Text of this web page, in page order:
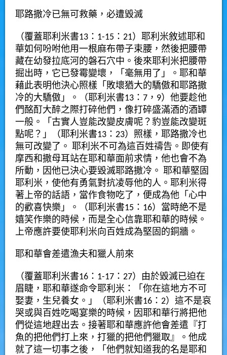
耶路撒冷已無可救藥，必遭毀滅
（覆蓋耶利米書13：1-15：21）耶利米敘述耶和
華如何吩咐他用一根麻布帶子束腰，然後把腰帶
藏在幼發拉底河的磐石穴中。後來耶利米把腰帶
掘出時，它已發霉變壞，「毫無用了」。耶和華
藉此表明他決心照樣「敗壞猶大的驕傲和耶路撒
冷的大驕傲」。（耶利米書13：7，9）他要趁他
們酩酊大醉之際打碎他們，像打碎盛滿酒的酒罈
一般。「古實人豈能改變皮膚呢？豹豈能改變斑
點呢？」（耶利米書13：23）照樣，耶路撒冷也
無可改變了。 耶利米不可為這百姓禱告。即使有
摩西和撒母耳站在耶和華面前求情，他也會不為
所動，因他已決心要毀滅耶路撒冷。 耶和華堅固
耶利米，使他有勇氣對抗凌辱他的人。耶利米得
著上帝的話語，當作食物吃了，便成為他「心中
的歡喜快樂」。（耶利米書15：16）當時絶不是
嬉笑作樂的時候，而是全心信靠耶和華的時候。
上帝應許要使耶利米向百姓成為堅固的銅牆。
耶和華會差遣漁夫和獵人前來
（覆蓋耶利米書16：1-17：27）由於毀滅已迫在
眉睫，耶和華遂命令耶利米：「你在這地方不可
娶妻，生兒養女。」（耶利米書16：2）這不是哀
哭或與百姓吃喝宴樂的時候，因耶和華行將把他
們從這地趕出去。接著耶和華應許他會差遣『打
魚的把他們打上來，打獵的把他們獵取』。他成
就了這一切事之後，「他們就知道我的名是耶和